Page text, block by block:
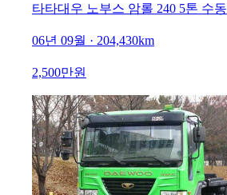
타타대우 노부스 암롤 240 5톤 수동
06년 09월 · 204,430km
2,500만원